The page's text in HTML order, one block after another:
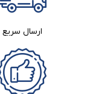
ارسال سریع